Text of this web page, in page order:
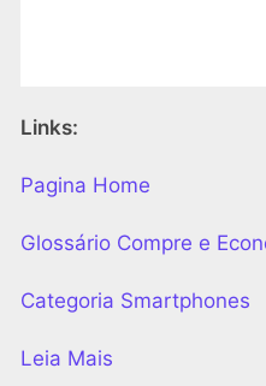
Links:
Pagina Home
Glossário Compre e
Categoria Smartphones
Leia Mais